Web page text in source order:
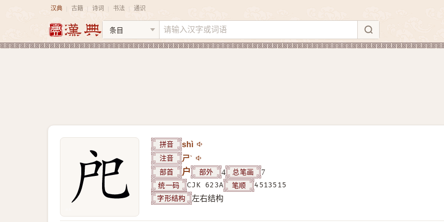
汉典 古籍 诗词 书法 通识
拼音 shì
注音 ㄕˋ
部首 户 部外 4 总笔画 7
统一码 CJK 623A 笔顺 4513515
字形结构 左右结构